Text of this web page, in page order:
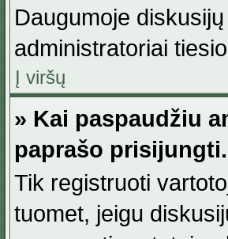
Daugumoje
administratoriai
Į viršų
» Kai paspaudžiu
paprašo
Tik registruoti
tuomet, jeigu